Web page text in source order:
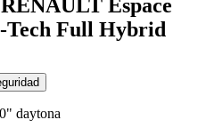
Espace
Tech Full Hybrid
daytona